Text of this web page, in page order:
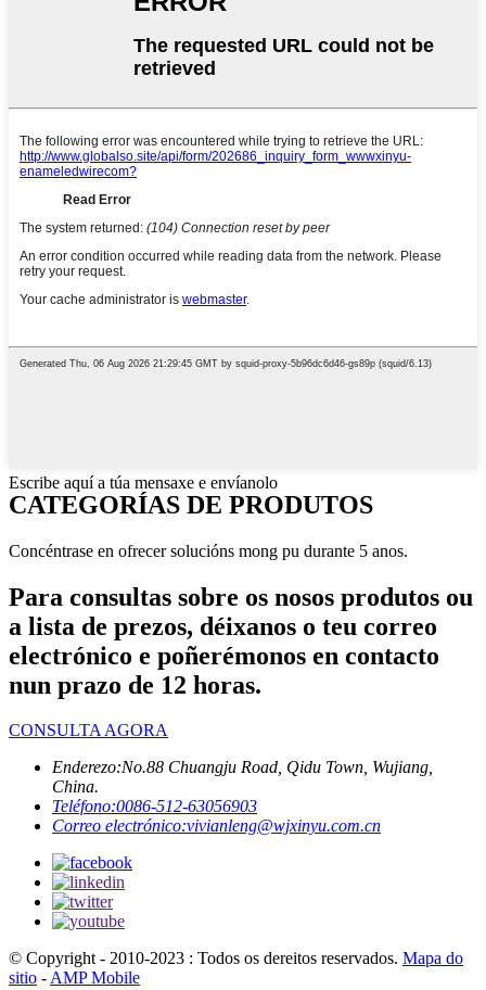
Escribe aquí a túa mensaxe e envíanolo
CATEGORÍAS DE PRODUTOS
Concéntrase en ofrecer solucións mong pu durante 5 anos.
Para consultas sobre os nosos produtos ou
a lista de prezos, déixanos o teu correo
electrónico e poñerémonos en contacto
nun prazo de 12 horas.
CONSULTA AGORA
Enderezo:No.88 Chuangju Road, Qidu Town, Wujiang,
China.
Teléfono:0086-512-63056903
Correo electrónico:vivianleng@wjxinyu.com.cn
© Copyright - 2010-2023 : Todos os dereitos reservados. Mapa do
sitio -AMP Mobile